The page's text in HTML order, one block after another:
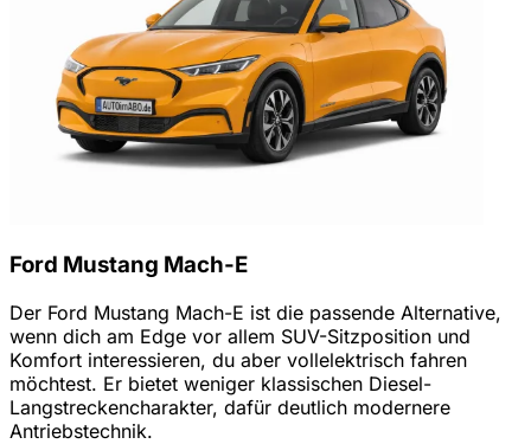
Ford Mustang Mach-E
Der Ford Mustang Mach-E ist die passende Alternative,
wenn dich am Edge vor allem SUV-Sitzposition und
Komfort interessieren, du aber vollelektrisch fahren
möchtest. Er bietet weniger klassischen Diesel-
Langstreckencharakter, dafür deutlich modernere
Antriebstechnik.